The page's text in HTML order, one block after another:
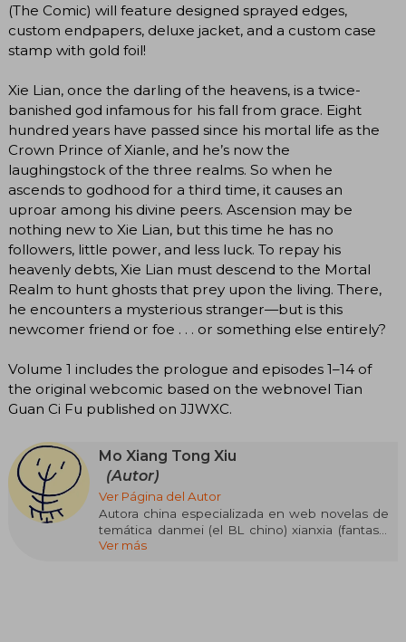
(The Comic) will feature designed sprayed edges,
custom endpapers, deluxe jacket, and a custom case
stamp with gold foil!
Xie Lian, once the darling of the heavens, is a twice-
banished god infamous for his fall from grace. Eight
hundred years have passed since his mortal life as the
Crown Prince of Xianle, and he’s now the
laughingstock of the three realms. So when he
ascends to godhood for a third time, it causes an
uproar among his divine peers. Ascension may be
nothing new to Xie Lian, but this time he has no
followers, little power, and less luck. To repay his
heavenly debts, Xie Lian must descend to the Mortal
Realm to hunt ghosts that prey upon the living. There,
he encounters a mysterious stranger—but is this
newcomer friend or foe . . . or something else entirely?
Volume 1 includes the prologue and episodes 1–14 of
the original webcomic based on the webnovel Tian
Guan Ci Fu published on JJWXC.
Mo Xiang Tong Xiu
(Autor)
Ver Página del Autor
Autora china especializada en web novelas de
temática danmei (el BL chino) xianxia (fantasía
china) y wuxia (artes marciales). El nombre Mo
Ver más